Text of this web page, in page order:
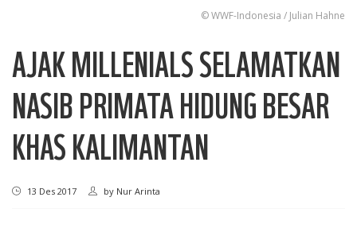
© WWF-Indonesia / Julian Hahne
AJAK MILLENIALS SELAMATKAN
NASIB PRIMATA HIDUNG BESAR
KHAS KALIMANTAN
13 Des 2017 by Nur Arinta